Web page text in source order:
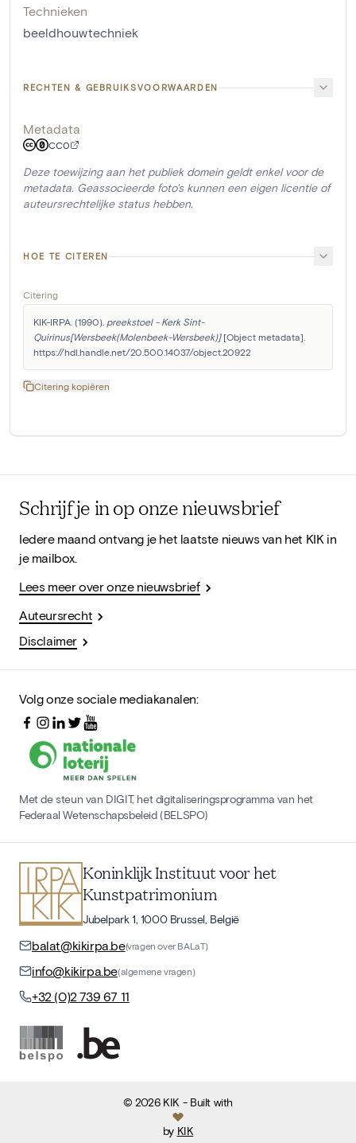
Technieken
beeldhouwtechniek
RECHTEN & GEBRUIKSVOORWAARDEN
Metadata
CC0
Deze toewijzing aan het publiek domein geldt enkel voor de
metadata. Geassocieerde foto's kunnen een eigen licentie of
auteursrechtelijke status hebben.
HOE TE CITEREN
Citering
KIK-IRPA. (1990). preekstoel - Kerk Sint-
Quirinus[Wersbeek(Molenbeek-Wersbeek)] [Object metadata].
https://hdl.handle.net/20.500.14037/object.20922
Citering kopiëren
Schrijf je in op onze nieuwsbrief
Iedere maand ontvang je het laatste nieuws van het KIK in
je mailbox.
Lees meer over onze nieuwsbrief
Auteursrecht
Disclaimer
Volg onze sociale mediakanalen:
Met de steun van DIGIT, het digitaliseringsprogramma van het
Federaal Wetenschapsbeleid (BELSPO)
Koninklijk Instituut voor het
Kunstpatrimonium
Jubelpark 1, 1000 Brussel, België
balat@kikirpa.be(vragen over BALaT)
info@kikirpa.be(algemene vragen)
+32 (0)2 739 67 11
©2026 KIK - Built with
by KIK